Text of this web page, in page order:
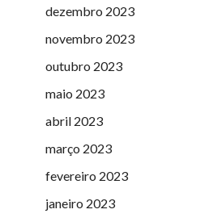
dezembro 2023
novembro 2023
outubro 2023
maio 2023
abril 2023
março 2023
fevereiro 2023
janeiro 2023